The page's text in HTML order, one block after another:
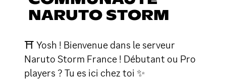
NARUTO STORM
⛩ Yosh ! Bienvenue dans le serveur
Naruto Storm France ! Débutant ou Pro
players ? Tu es ici chez toi ✨